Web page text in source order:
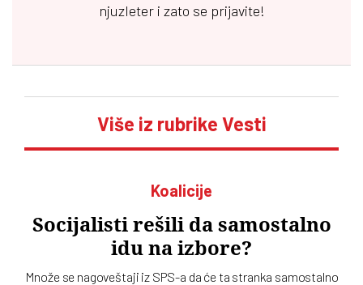
njuzleter i zato se prijavite!
Više iz rubrike Vesti
Koalicije
Socijalisti rešili da samostalno
idu na izbore?
Množe se nagoveštaji iz SPS-a da će ta stranka samostalno